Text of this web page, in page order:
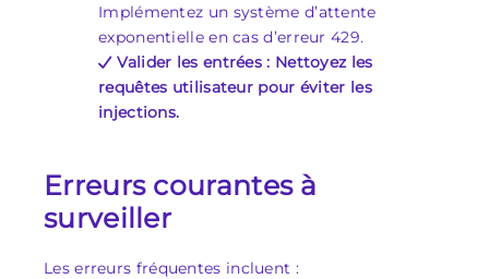
Implémentez un système d’attente
exponentielle en cas d’erreur 429.
Valider les entrées : Nettoyez les
requêtes utilisateur pour éviter les
injections.
Erreurs courantes à
surveiller
Les erreurs fréquentes incluent :